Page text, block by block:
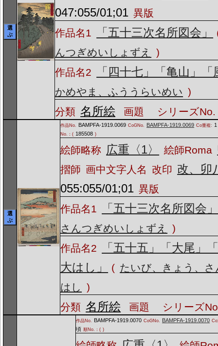
選
ぶ
047:055/01;01 異版
作品名1
「五十三次名所図会」
んつぎめいしょずえ
)
作品名2
「四十七」「亀山」
かめやま、ふううらいめい )
分類 名所絵 画題 シリーズNo.
選
ぶ
作品No. BAMPFA-1919.0069 CoGNo. BAMPFA-1919.0069 Co重複: 1
No.：( 185508 )
絵師略称 広重〈1〉 絵師Roma
摺師 画中文字人名 改印 改、卯
055:055/01;01 異版
作品名1
「五十三次名所図会
さんつぎめいしょずえ
)
作品名2
「五十五」「大尾」
大はし」
( たいび、きょう、
はし
)
分類 名所絵 画題 シリーズ
作品No. BAMPFA-1919.0070 CoGNo. BAMPFA-1919.0070
頃 順No.：( )